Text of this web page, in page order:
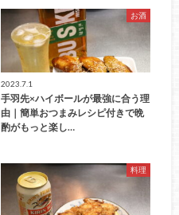
お酒
2023.7.1
手羽先×ハイボールが最強に合う理
由｜簡単おつまみレシピ付きで晩
酌がもっと楽し…
料理